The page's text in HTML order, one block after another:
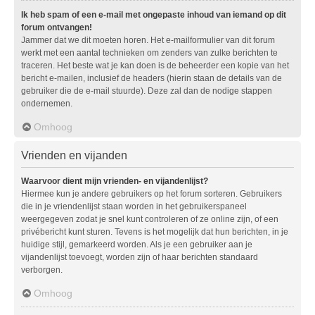
Ik heb spam of een e-mail met ongepaste inhoud van iemand op dit
forum ontvangen!
Jammer dat we dit moeten horen. Het e-mailformulier van dit forum
werkt met een aantal technieken om zenders van zulke berichten te
traceren. Het beste wat je kan doen is de beheerder een kopie van het
bericht e-mailen, inclusief de headers (hierin staan de details van de
gebruiker die de e-mail stuurde). Deze zal dan de nodige stappen
ondernemen.
Omhoog
Vrienden en vijanden
Waarvoor dient mijn vrienden- en vijandenlijst?
Hiermee kun je andere gebruikers op het forum sorteren. Gebruikers
die in je vriendenlijst staan worden in het gebruikerspaneel
weergegeven zodat je snel kunt controleren of ze online zijn, of een
privébericht kunt sturen. Tevens is het mogelijk dat hun berichten, in je
huidige stijl, gemarkeerd worden. Als je een gebruiker aan je
vijandenlijst toevoegt, worden zijn of haar berichten standaard
verborgen.
Omhoog